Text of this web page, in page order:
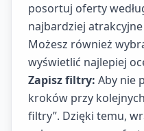
posortuj oferty
najbardziej
Możesz również
wyświetlić najlepiej
Zapisz filtry: Aby nie
kroków przy
filtry”. Dzięki temu,